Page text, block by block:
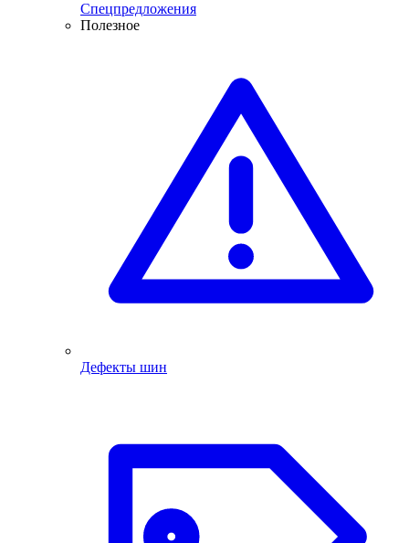
Спецпредложения
Полезное
Дефекты шин